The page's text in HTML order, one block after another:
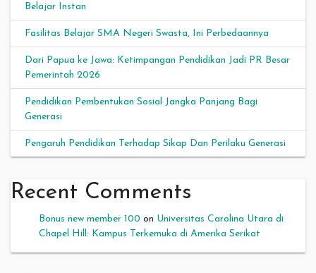
Belajar Instan
Fasilitas Belajar SMA Negeri Swasta, Ini Perbedaannya
Dari Papua ke Jawa: Ketimpangan Pendidikan Jadi PR Besar
Pemerintah 2026
Pendidikan Pembentukan Sosial Jangka Panjang Bagi
Generasi
Pengaruh Pendidikan Terhadap Sikap Dan Perilaku Generasi
Recent Comments
Bonus new member 100 on Universitas Carolina Utara di
Chapel Hill: Kampus Terkemuka di Amerika Serikat